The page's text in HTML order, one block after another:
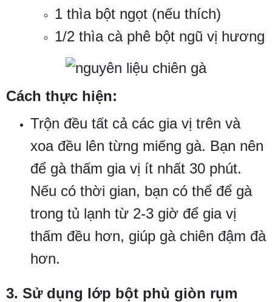
1 thìa bột ngọt (nếu thích)
1/2 thìa cà phê bột ngũ vị hương
Cách thực hiện:
Trộn đều tất cả các gia vị trên và
xoa đều lên từng miếng gà. Bạn nên
để gà thấm gia vị ít nhất 30 phút.
Nếu có thời gian, bạn có thể để gà
trong tủ lạnh từ 2-3 giờ để gia vị
thấm đều hơn, giúp gà chiên đậm đà
hơn.
3. Sử dụng lớp bột phủ giòn rụm